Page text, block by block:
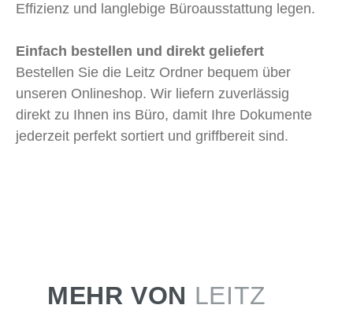
Effizienz und langlebige Büroausstattung legen.
Einfach bestellen und direkt geliefert
Bestellen Sie die Leitz Ordner bequem über
unseren Onlineshop. Wir liefern zuverlässig
direkt zu Ihnen ins Büro, damit Ihre Dokumente
jederzeit perfekt sortiert und griffbereit sind.
MEHR VON LEITZ